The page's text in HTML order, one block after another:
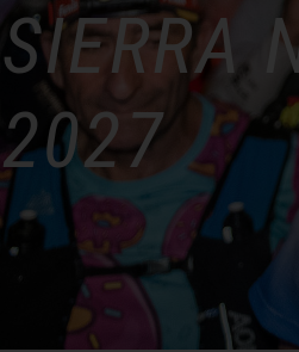
SIERRA
2027